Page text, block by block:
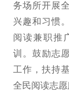
务场所开展
兴趣和习惯
阅读兼职推
训。鼓励志
工作，扶持
全民阅读志愿